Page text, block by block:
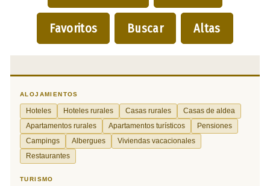
Favoritos Buscar Altas